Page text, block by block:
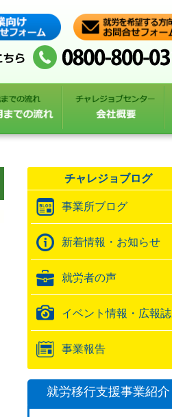
チャレジョブログ
事業所ブログ
新着情報・お知らせ
就労者の声
イベント情報・広報誌
事業報告
就労移行支援事業紹介